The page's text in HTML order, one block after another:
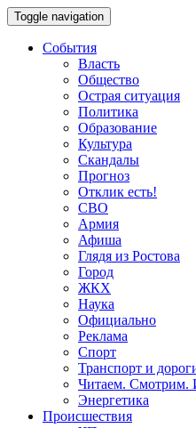
Toggle navigation
События
Власть
Общество
Острая ситуация
Политика
Образование
Культура
Скандалы
Прогноз
Отклик есть!
СВО
Армия
Афиша
Глядя из Ростова
Город
ЖКХ
Наука
Официально
Реклама
Спорт
Транспорт и
Читаем. Смотрим.
Энергетика
Происшествия